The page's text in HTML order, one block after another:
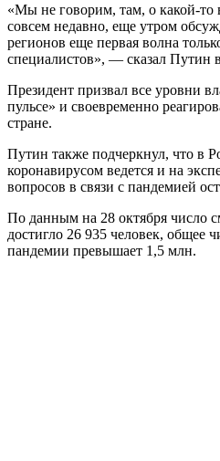
«Мы не говорим, там, о какой-то
совсем недавно, еще утром
регионов еще первая волна
специалистов», — сказал Путин
Президент призвал все уровни
пульсе» и своевременно
стране.
Путин также подчеркнул, что в
коронавирусом ведется и на
вопросов в связи с пандемией
По данным на 28 октября число
достигло 26 935 человек, общее
пандемии превышает 1,5 млн.